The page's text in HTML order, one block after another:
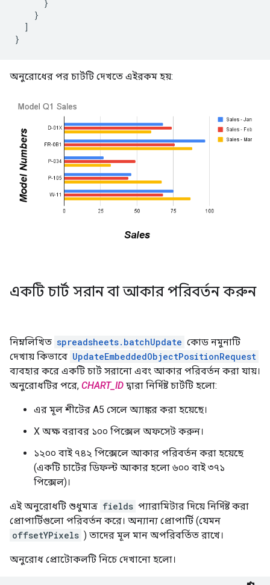
}
}
]
}
অনুরোধের পর চার্টটি দেখতে এইরকম হয়:
একটি চার্ট সরান বা আকার পরিবর্তন করুন
নিম্নলিখিত spreadsheets.batchUpdate কোড নমুনাটি
দেখায় কিভাবে UpdateEmbeddedObjectPositionRequest
ব্যবহার করে একটি চার্ট সরানো এবং আকার পরিবর্তন করা যায়।
অনুরোধটির পরে, CHART_ID দ্বারা নির্দিষ্ট চার্টটি হলো:
এর মূল শীটের A5 সেলে অ্যাঙ্কর করা হয়েছে।
X অক্ষ বরাবর ১০০ পিক্সেল অফসেট করুন।
১২০০ বাই ৭৪২ পিক্সেলে আকার পরিবর্তন করা হয়েছে
(একটি চার্টের ডিফল্ট আকার হলো ৬০০ বাই ৩৭১
পিক্সেল)।
এই অনুরোধটি শুধুমাত্র fields প্যারামিটার দিয়ে নির্দিষ্ট করা
প্রোপার্টিগুলো পরিবর্তন করে। অন্যান্য প্রোপার্টি (যেমন
offsetYPixels ) তাদের মূল মান অপরিবর্তিত রাখে।
অনুরোধ প্রোটোকলটি নিচে দেখানো হলো।